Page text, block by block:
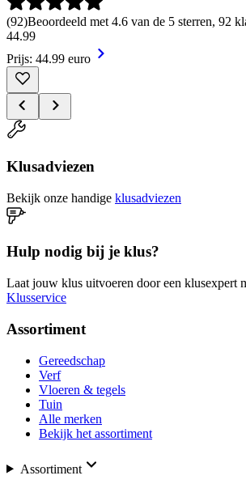
(92)Beoordeeld met 4.6 van de 5 sterren, 92
44.99
Prijs: 44.99 euro
Klusadviezen
Bekijk onze handige klusadviezen
Hulp nodig bij je klus?
Laat jouw klus uitvoeren door een klusexpert
Klusservice
Assortiment
Gereedschap
Verf
Vloeren & tegels
Tuin
Alle merken
Bekijk het assortiment
Assortiment